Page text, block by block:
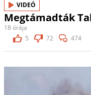
VIDEÓ
Megtámadták
18 órája
5
72 474